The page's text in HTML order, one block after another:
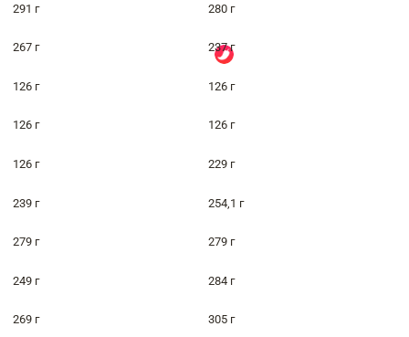
291 г 280 г
267 г 237 г
126 г 126 г
126 г 126 г
126 г 229 г
239 г 254,1 г
279 г 279 г
249 г 284 г
269 г 305 г